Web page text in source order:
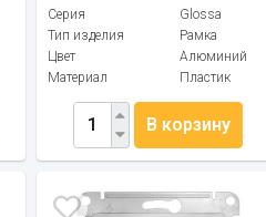
Серия
Glossa
Тип изделия
Рамка
Цвет
Алюминий
Материал
Пластик
В корзину